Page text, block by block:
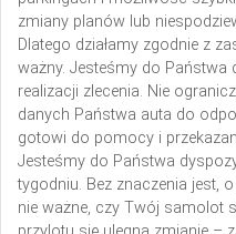
zmiany planów lub
Dlatego działamy zgodnie z
ważny. Jesteśmy do
realizacji zlecenia. Nie
danych Państwa auta do
gotowi do pomocy i
Jesteśmy do Państwa
tygodniu. Bez znaczenia jest,
nie ważne, czy Twój samolot